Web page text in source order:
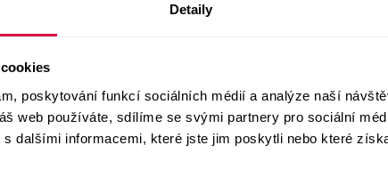
Detaily
poskytování funkcí sociálních médií a analýze naší
web používáte, sdílíme se svými partnery pro sociální
dalšími informacemi, které jste jim poskytli nebo které